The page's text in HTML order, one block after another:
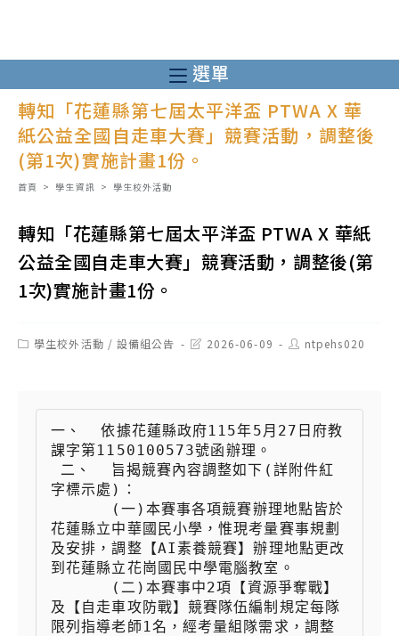
至
主
要
內
選單
轉知「花蓮縣第七屆太平洋盃 PTWA X 華
紙公益全國自走車大賽」競賽活動，調整後
(第1次)實施計畫1份。
首頁 > 學生資訊 > 學生校外活動
轉知「花蓮縣第七屆太平洋盃 PTWA X 華紙
公益全國自走車大賽」競賽活動，調整後(第
1次)實施計畫1份。
Post學生校外活動 / 設備組公告
Post2026-06-09
Post
author:
ntpehs020
一、  依據花蓮縣政府115年5月27日府教
課字第1150100573號函辦理。
字標示處)：
花蓮縣立中華國民小學，惟現考量賽事規劃
及安排，調整【AI素養競賽】辦理地點更改
到花蓮縣立花崗國民中學電腦教室。
及【自走車攻防戰】競賽隊伍編制規定每隊
限列指導老師1名，經考量組隊需求，調整